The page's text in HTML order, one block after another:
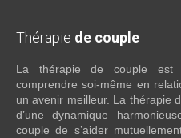
Thérapie de couple
La thérapie de couple est
comprendre soi-même en
un avenir meilleur. La thérapie
d’une dynamique
couple de s’aider